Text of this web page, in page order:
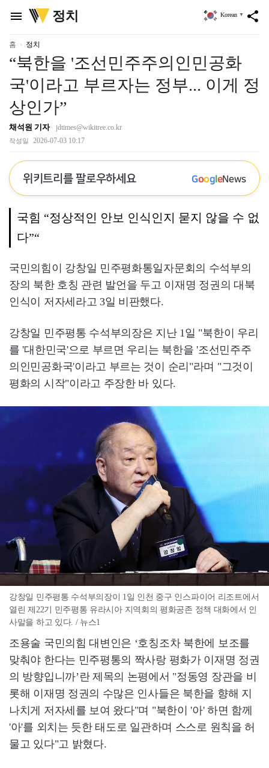
menu
위
키
정치 share
Korean ▼
홈 정치
“북한을 '조선민주주의인민공화
국'이라고 부르자는 정부... 이게 정
상인가”
채석원 기자 jdtimes@wikitree.co.kr
작성일 2026-07-03 10:17
위키트리를 팔로우하세요 GoogleNews
국힘 “정상적인 안보 인식인지 묻지 않을 수 없
다”“
국민의힘이 강창일 민주평화통일자문회의 수석부의
장의 북한 호칭 관련 발언을 두고 이재명 정권의 대북
인식이 저자세라고 3일 비판했다.
강창일 민주평통 수석부의장은 지난 1일 "북한이 우리
를 '대한민국'으로 부르면 우리는 북한을 '조선민주주
의인민공화국'이라고 부르는 것이 순리"라며 "그것이
평화의 시작"이라고 주장한 바 있다.
강창일 민주평통 수석부의장이 1일 인천 중구 인스파이어 리조트에서
열린 제22기 민주평통 유라시아 지역회의 평화공존 정책 대화에서 인
사말을 하고 있다. / 뉴스1
조용술 국민의힘 대변인은 ‘호칭조차 북한에 보조를
맞춰야 한다는 민주평통의 짝사랑 평화가 이재명 정권
의 방향입니까’란 제목의 논평에서 "정동영 장관을 비
롯해 이재명 정권의 수많은 인사들은 북한을 향해 지
나치게 저자세를 보여 왔다"며 "북한이 '아' 하면 함께
'아'를 외치는 듯한 태도로 일관하며 스스로 원칙을 허
물고 있다"고 밝혔다.